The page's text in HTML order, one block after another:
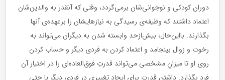
دوران کودکی و نوجوانی‌شان برمی‌گردد، وقتی که آنقدر به والدین‌شان
اعتماد داشتند که وظیفه‌ی رسیدگی به نیازهایشان را برعهده‌ی آنها
بگذارند. بااین‌حال، بیش‌ازحد وابسته شدن به دیگران می‌تواند به
رخوت و زوال بینجامد و اعتماد کردن به فردی دیگر و حساب کردن
روی او تا میزانِ مشخصی می‌تواند قدرتِ فوق‌العاده‌ای را در اختیار آن
فرد بگذارد. داشتنِ قدرت برای ایجاد تغییری در فردی دیگر یا حتی